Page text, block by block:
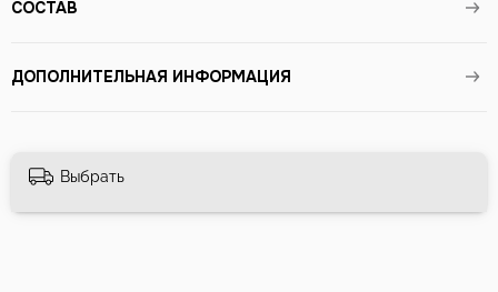
СОСТАВ
ДОПОЛНИТЕЛЬНАЯ ИНФОРМАЦИЯ
Выбрать